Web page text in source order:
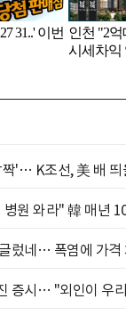
'… K조선, 美 배 띄
원 와라" 韓 매년
렀네… 폭염에 가격
증시… "외인이 우